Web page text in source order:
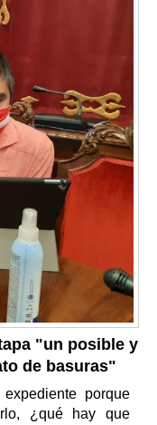
"un posible y
de basuras"
porque
¿qué hay que